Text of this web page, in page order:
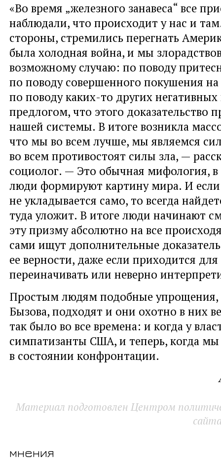
«Во время „железного занавеса“ все
наблюдали, что происходит у нас и
стороны, стремились перегнать
была холодная война, и мы
возможному случаю: по поводу
по поводу совершенного покушения
по поводу каких-то других
предлогом, что этого доказательство
нашей системы. В итоге возникла
что мы во всем лучше, мы являемся
во всем противостоят силы зла, —
социолог. — Это обычная мифология,
люди формируют картину мира. И если
не укладывается само, то всегда
туда уложит. В итоге люди начинают
эту призму абсолютно на все
сами ищут дополнительные
ее верности, даже если приходится для
переиначивать или неверно
Простым людям подобные
Бызова, подходят и они охотно в них
так было во все времена: и когда у
симпатизанты США, и теперь, когда
в состоянии конфронтации.
Материал подготовлен Центром
мнения